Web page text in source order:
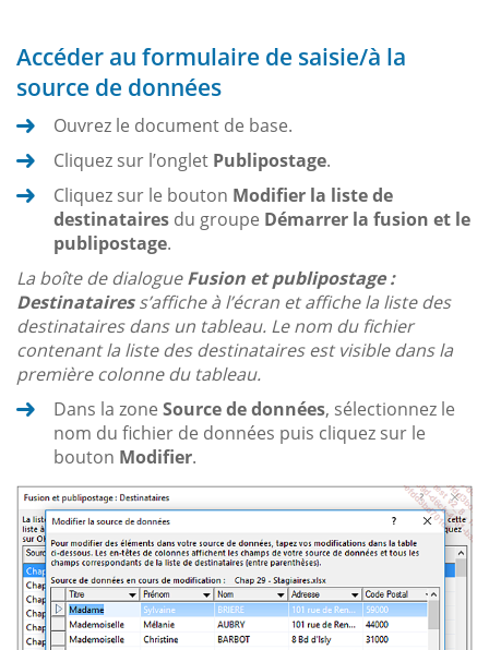
Accéder au formulaire de saisie/à la
source de données
Ouvrez le document de base.
Cliquez sur l’onglet Publipostage.
Cliquez sur le bouton Modifier la liste de
destinataires du groupe Démarrer la fusion et le
publipostage.
La boîte de dialogueFusion et publipostage :
Destinatairess’affiche à l’écran et affiche la liste des
destinataires dans un tableau. Le nom du fichier
contenant la liste des destinataires est visible dans la
première colonne du tableau.
Dans la zone Source de données, sélectionnez le
nom du fichier de données puis cliquez sur le
bouton Modifier.